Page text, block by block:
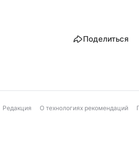
Поделиться
Редакция О технологиях рекомендаций